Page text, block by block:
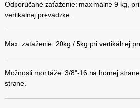
Odporúčané zaťaženie: maximálne 9 kg,
vertikálnej prevádzke.
Max. zaťaženie: 20kg / 5kg pri vertikálnej
Možnosti montáže: 3/8"-16 na hornej
strane.